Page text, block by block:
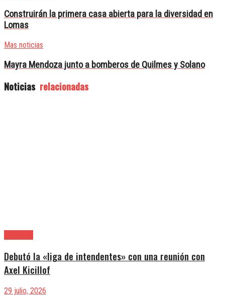
Construirán la primera casa abierta para la diversidad en
Lomas
Mas noticias
Mayra Mendoza junto a bomberos de Quilmes y Solano
Noticias relacionadas
Debutó la «liga de intendentes» con una reunión con
Axel Kicillof
29 julio, 2026